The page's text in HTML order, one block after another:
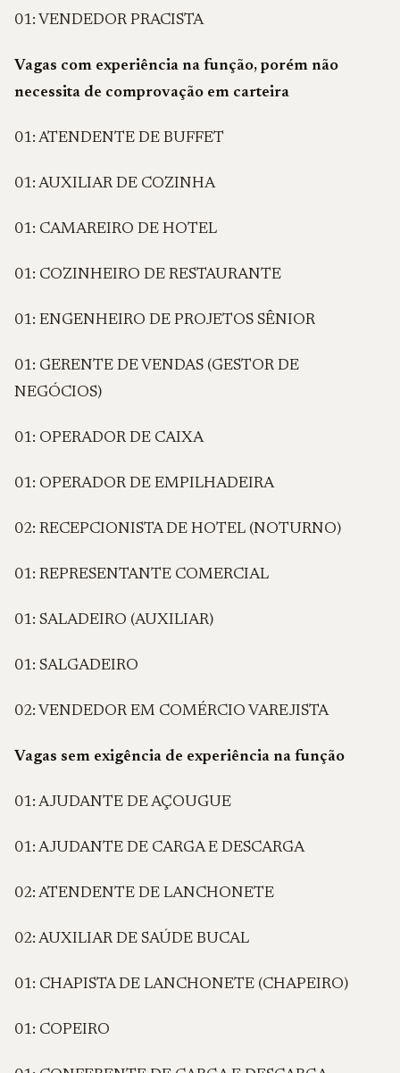
01: VENDEDOR PRACISTA
Vagas com experiência na função, porém não
necessita de comprovação em carteira
01: ATENDENTE DE BUFFET
01: AUXILIAR DE COZINHA
01: CAMAREIRO DE HOTEL
01: COZINHEIRO DE RESTAURANTE
01: ENGENHEIRO DE PROJETOS SÊNIOR
01: GERENTE DE VENDAS (GESTOR DE
NEGÓCIOS)
01: OPERADOR DE CAIXA
01: OPERADOR DE EMPILHADEIRA
02: RECEPCIONISTA DE HOTEL (NOTURNO)
01: REPRESENTANTE COMERCIAL
01: SALADEIRO (AUXILIAR)
01: SALGADEIRO
02: VENDEDOR EM COMÉRCIO VAREJISTA
Vagas sem exigência de experiência na função
01: AJUDANTE DE AÇOUGUE
01: AJUDANTE DE CARGA E DESCARGA
02: ATENDENTE DE LANCHONETE
02: AUXILIAR DE SAÚDE BUCAL
01: CHAPISTA DE LANCHONETE (CHAPEIRO)
01: COPEIRO